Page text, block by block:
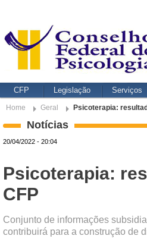
CFP Legislação Serviços
Home Geral Psicoterapia:
Notícias
20/04/2022 - 20:04
Psicoterapia:
CFP
Conjunto de informações
contribuirá para a construção de